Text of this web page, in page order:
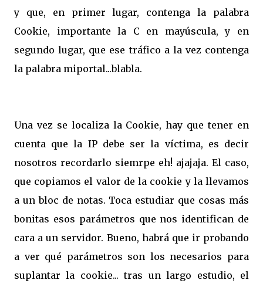
y que, en primer lugar, contenga la palabra
Cookie, importante la C en mayúscula, y en
segundo lugar, que ese tráfico a la vez contenga
la palabra miportal...blabla.
Una vez se localiza la Cookie, hay que tener en
cuenta que la IP debe ser la víctima, es decir
nosotros recordarlo siemrpe eh! ajajaja. El caso,
que copiamos el valor de la cookie y la llevamos
a un bloc de notas. Toca estudiar que cosas más
bonitas esos parámetros que nos identifican de
cara a un servidor. Bueno, habrá que ir probando
a ver qué parámetros son los necesarios para
suplantar la cookie... tras un largo estudio, el